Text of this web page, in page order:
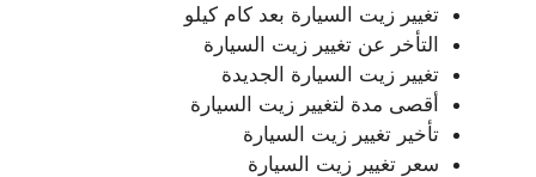
تغيير زيت السيارة بعد كام كيلو
التأخر عن تغيير زيت السيارة
تغيير زيت السيارة الجديدة
أقصى مدة لتغيير زيت السيارة
تأخير تغيير زيت السيارة
سعر تغيير زيت السيارة